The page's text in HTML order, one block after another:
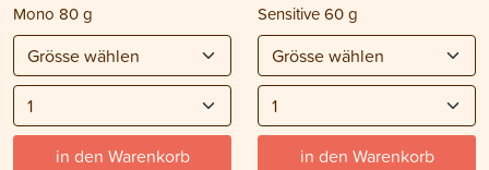
Mono 80 g
in den Warenkorb
Sensitive 60 g
in den Warenkorb